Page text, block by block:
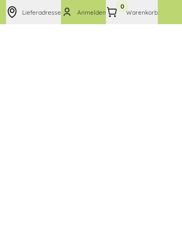
Lieferadresse Anmelden
0
Warenkorb